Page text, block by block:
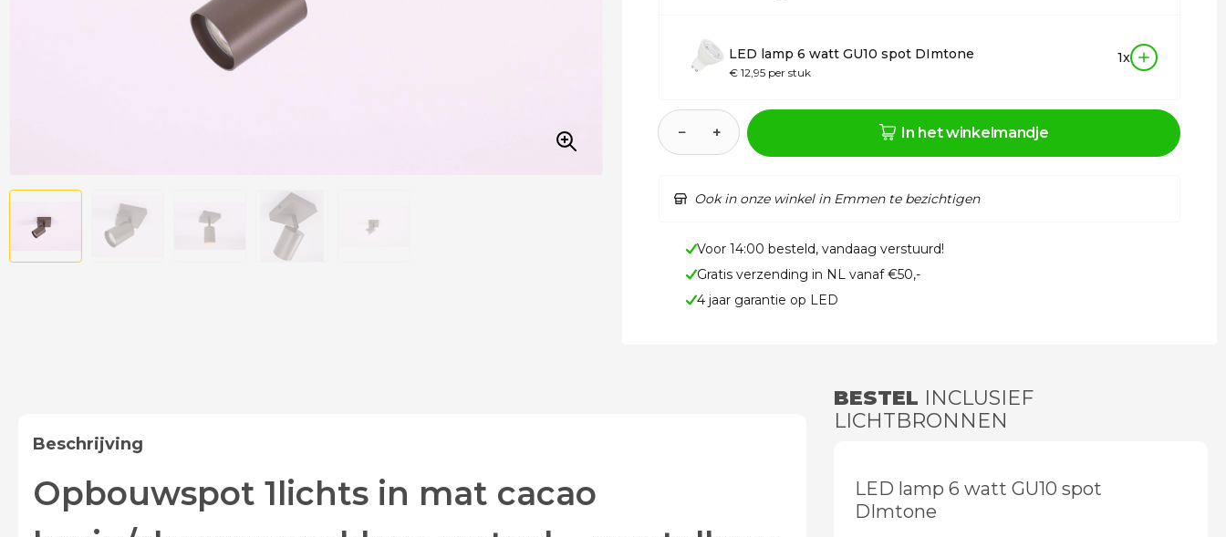
LED lamp 6 watt GU10 spot DImtone
€ 12,95 per stuk
1x
− + In het winkelmandje
Ook in onze winkel in Emmen te bezichtigen
Voor 14:00 besteld, vandaag verstuurd!
Gratis verzending in NL vanaf €50,-
4 jaar garantie op LED
Beschrijving
Opbouwspot 1lichts in mat cacao
BESTEL INCLUSIEF
LICHTBRONNEN
LED lamp 6 watt GU10 spot
DImtone